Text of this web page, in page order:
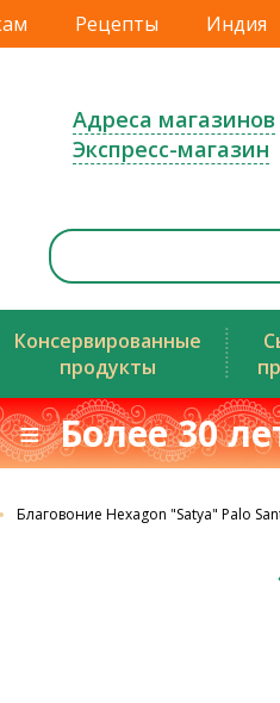
Рецепты Индия
Адреса магазинов
Экспресс-магазин
Консервированные
продукты
≡ Более 30
Благовоние Hexagon "Satya" Palo